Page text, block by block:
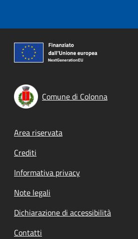
Comune di Colonna
Footer menu
Area riservata
Crediti
Informativa privacy
Note legali
Dichiarazione di accessibilità
Contatti